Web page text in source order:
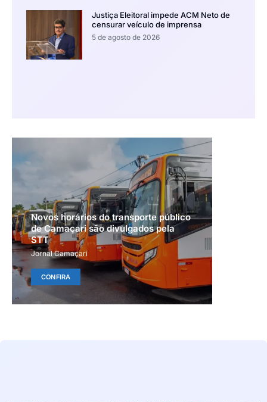
Justiça Eleitoral impede ACM Neto de
censurar veículo de imprensa
5 de agosto de 2026
Novos horários do transporte público
de Camaçari são divulgados pela
STT
Jornal Camaçari
CONFIRA